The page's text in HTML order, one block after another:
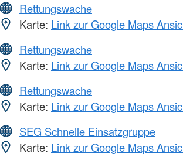
Rettungswache
Karte: Link zur Google Maps
Rettungswache
Karte: Link zur Google Maps
Rettungswache
Karte: Link zur Google Maps
SEG Schnelle Einsatzgruppe
Karte: Link zur Google Maps